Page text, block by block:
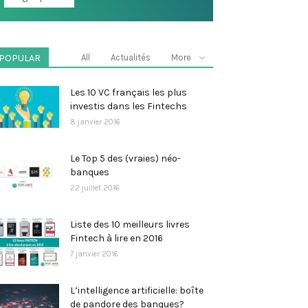
All Actualités More
Les 10 VC français les plus
investis dans les Fintechs
8 janvier 2016
Le Top 5 des (vraies) néo-
banques
22 juillet 2016
Liste des 10 meilleurs livres
Fintech à lire en 2016
7 janvier 2016
L’intelligence artificielle: boîte
de pandore des banques?